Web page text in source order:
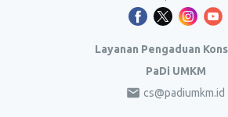
Layanan Pengaduan
PaDi UMKM
cs@padiumkm.id